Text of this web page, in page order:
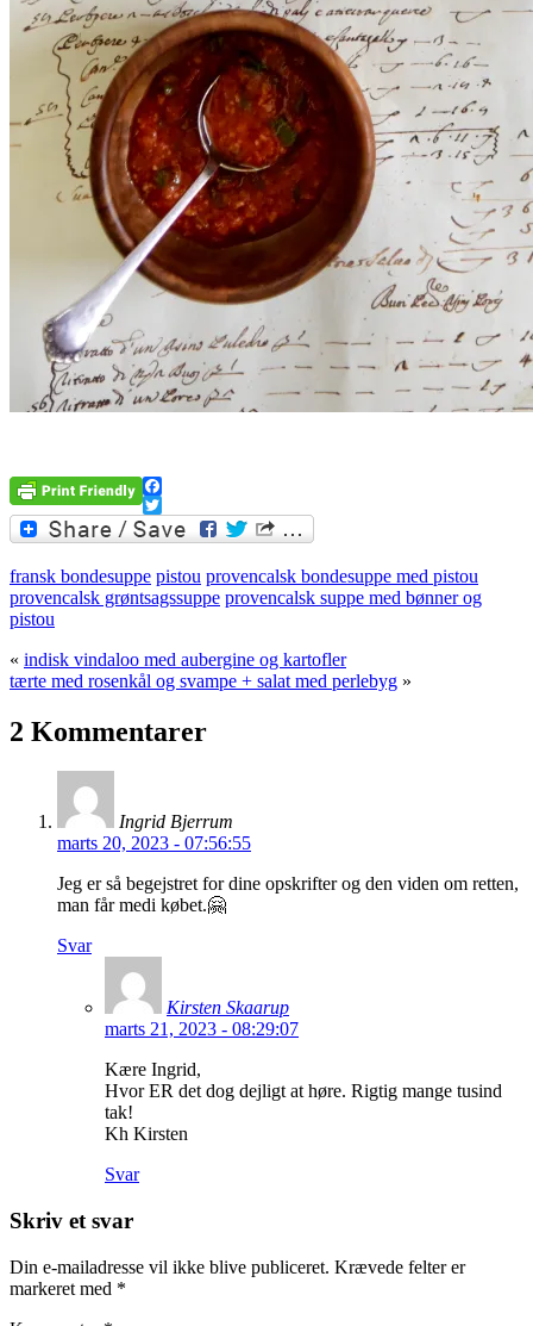
Facebook
Twitter
fransk bondesuppe pistou provencalsk bondesuppe med pistou
provencalsk grøntsagssuppe provencalsk suppe med bønner og
pistou
« indisk vindaloo med aubergine og kartofler
tærte med rosenkål og svampe + salat med perlebyg »
2 Kommentarer
Ingrid Bjerrum
marts 20, 2023 - 07:56:55
Jeg er så begejstret for dine opskrifter og den viden om retten,
man får medi købet.🤗
Svar
Kirsten Skaarup
marts 21, 2023 - 08:29:07
Kære Ingrid,
Hvor ER det dog dejligt at høre. Rigtig mange tusind
tak!
Kh Kirsten
Svar
Skriv et svar
Din e-mailadresse vil ikke blive publiceret. Krævede felter er
markeret med *